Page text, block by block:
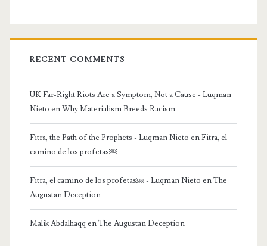
RECENT COMMENTS
UK Far-Right Riots Are a Symptom, Not a Cause - Luqman
Nieto enWhy Materialism Breeds Racism
Fitra, the Path of the Prophets - Luqman Nieto enFitra, el
camino de los profetas￼
Fitra, el camino de los profetas￼ - Luqman Nieto enThe
Augustan Deception
Malik Abdalhaqq enThe Augustan Deception